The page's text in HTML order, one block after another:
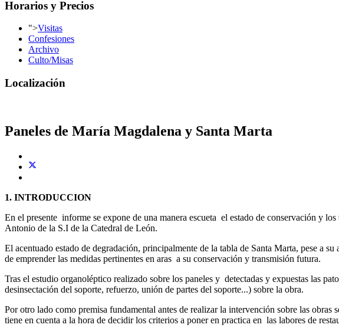
Horarios y Precios
">Visitas
Confesiones
Archivo
Culto/Misas
Localización
Paneles de María Magdalena y Santa Marta
1. INTRODUCCION
En el presente informe se expone de una manera escueta el estado de conservación y
Antonio de la S.I de la Catedral de León.
El acentuado estado de degradación, principalmente de la tabla de Santa Marta, pese a
de emprender las medidas pertinentes en aras a su conservación y transmisión futura.
Tras el estudio organoléptico realizado sobre los paneles y detectadas y expuestas las
desinsectación del soporte, refuerzo, unión de partes del soporte...) sobre la obra.
Por otro lado como premisa fundamental antes de realizar la intervención sobre las obras
tiene en cuenta a la hora de decidir los criterios a poner en practica en las labores de